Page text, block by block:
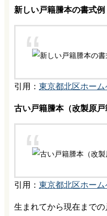
新しい戸籍謄本の書式例
引用： 東京都北区ホーム
古い戸籍謄本（改製原
引用： 東京都北区ホーム
生まれてから現在まで